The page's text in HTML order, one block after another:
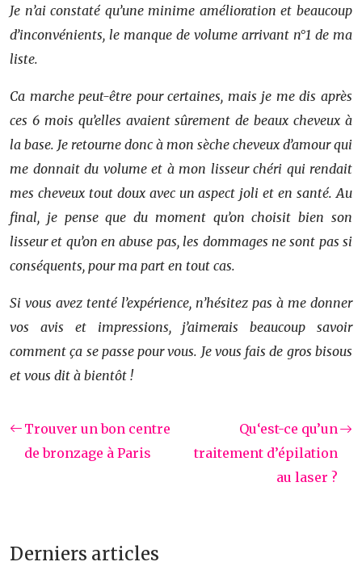
Je n’ai constaté qu’une minime amélioration et beaucoup
d’inconvénients, le manque de volume arrivant n°1 de ma
liste.
Ca marche peut-être pour certaines, mais je me dis après
ces 6 mois qu’elles avaient sûrement de beaux cheveux à
la base. Je retourne donc à mon sèche cheveux d’amour qui
me donnait du volume et à mon lisseur chéri qui rendait
mes cheveux tout doux avec un aspect joli et en santé. Au
final, je pense que du moment qu’on choisit bien son
lisseur et qu’on en abuse pas, les dommages ne sont pas si
conséquents, pour ma part en tout cas.
Si vous avez tenté l’expérience, n’hésitez pas à me donner
vos avis et impressions, j’aimerais beaucoup savoir
comment ça se passe pour vous. Je vous fais de gros bisous
et vous dit à bientôt !
Trouver un bon centre
de bronzage à Paris
Qu‘est-ce qu’un
traitement d’épilation
au laser ?
Derniers articles